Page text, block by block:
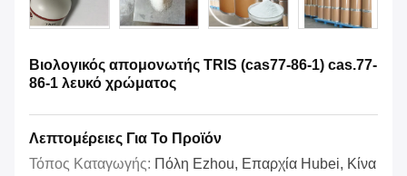
Βιολογικός απομονωτής TRIS (cas77-86-1) cas.77-
86-1 λευκό χρώματος
Λεπτομέρειες Για Το Προϊόν
Τόπος Καταγωγής: Πόλη Ezhou, Επαρχία Hubei, Κίνα